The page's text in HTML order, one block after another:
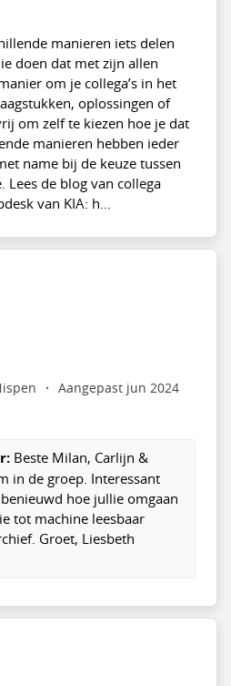
manieren iets delen
doen dat met zijn allen
om je collega’s in het
oplossingen of
om zelf te kiezen hoe je dat
manieren hebben ieder
name bij de keuze tussen
Lees de blog van collega
van KIA: h...
·
Aangepast jun 2024
Beste Milan, Carlijn &
in de groep. Interessant
hoe jullie omgaan
tot machine leesbaar
Groet, Liesbeth